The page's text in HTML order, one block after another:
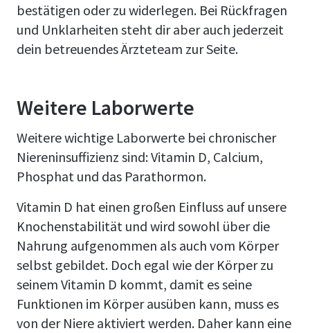
bestätigen oder zu widerlegen. Bei Rückfragen
und Unklarheiten steht dir aber auch jederzeit
dein betreuendes Ärzteteam zur Seite.
Weitere Laborwerte
Weitere wichtige Laborwerte bei chronischer
Niereninsuffizienz sind: Vitamin D, Calcium,
Phosphat und das Parathormon.
Vitamin D hat einen großen Einfluss auf unsere
Knochenstabilität und wird sowohl über die
Nahrung aufgenommen als auch vom Körper
selbst gebildet. Doch egal wie der Körper zu
seinem Vitamin D kommt, damit es seine
Funktionen im Körper ausüben kann, muss es
von der Niere aktiviert werden. Daher kann eine